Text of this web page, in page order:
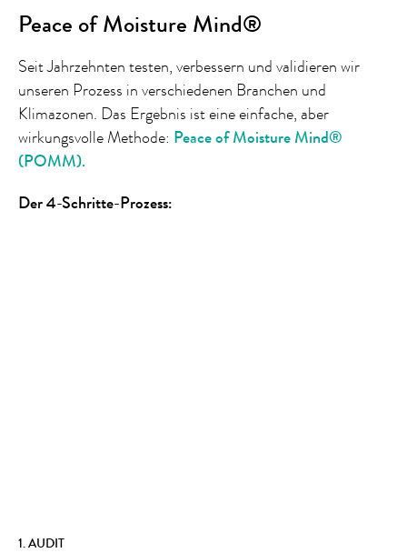
Peace of Moisture Mind®
Seit Jahrzehnten testen, verbessern und validieren wir
unseren Prozess in verschiedenen Branchen und
Klimazonen. Das Ergebnis ist eine einfache, aber
wirkungsvolle Methode: Peace of Moisture Mind®
(POMM).
Der 4-Schritte-Prozess:
1. AUDIT